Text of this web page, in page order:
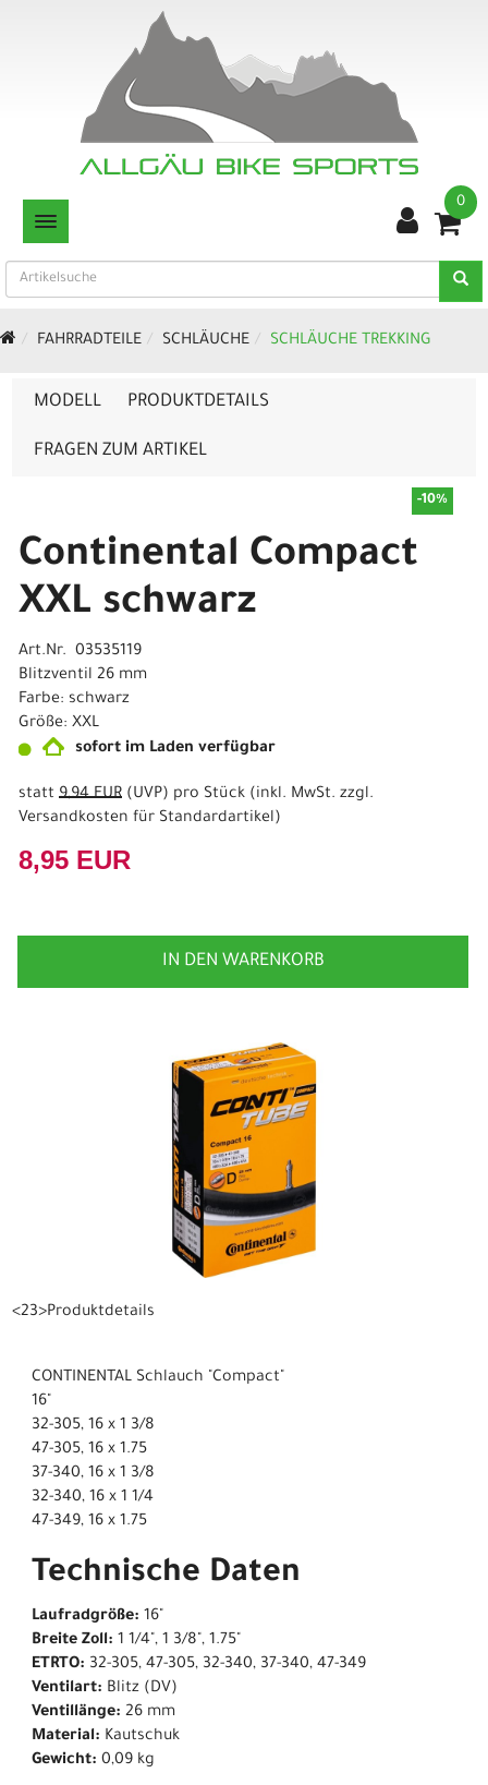
TOGGLE NAVIGATION
0
FAHRRADTEILE SCHLÄUCHE SCHLÄUCHE TREKKING
MODELL PRODUKTDETAILS
FRAGEN ZUM ARTIKEL
-10%
Continental Compact
XXL schwarz
Art.Nr. 03535119
Blitzventil 26 mm
Farbe: schwarz
Größe: XXL
sofort im Laden verfügbar
statt 9,94 EUR (UVP) pro Stück (inkl. MwSt. zzgl.
Versandkosten für Standardartikel)
8,95 EUR
IN DEN WARENKORB
<23>Produktdetails
CONTINENTAL Schlauch "Compact"
16"
32-305, 16 x 1 3/8
47-305, 16 x 1.75
37-340, 16 x 1 3/8
32-340, 16 x 1 1/4
47-349, 16 x 1.75
Technische Daten
Laufradgröße: 16"
Breite Zoll: 1 1/4", 1 3/8", 1.75"
ETRTO: 32-305, 47-305, 32-340, 37-340, 47-349
Ventilart: Blitz (DV)
Ventillänge: 26 mm
Material: Kautschuk
Gewicht: 0,09 kg